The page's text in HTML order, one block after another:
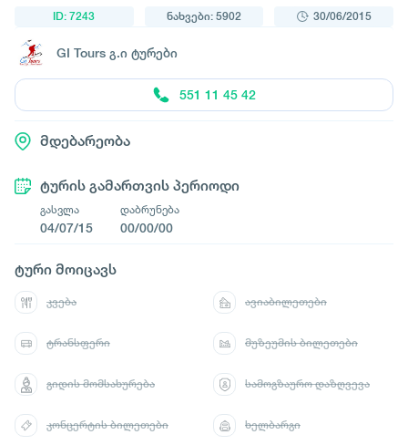
ID: 7243 ნახვები: 5902 30/06/2015
GI Tours გ.ი ტურები
551 11 45 42
მდებარეობა
ტურის გამართვის პერიოდი
გასვლა
04/07/15
დაბრუნება
00/00/00
ტური მოიცავს
კვება ავიაბილეთები
ტრანსფერი მუზეუმის ბილეთები
გიდის მომსახურება სამოგზაურო დაზღვევა
კონცერტის ბილეთები ხელბარგი